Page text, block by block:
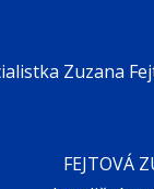
Zuzana
FEJTOVÁ